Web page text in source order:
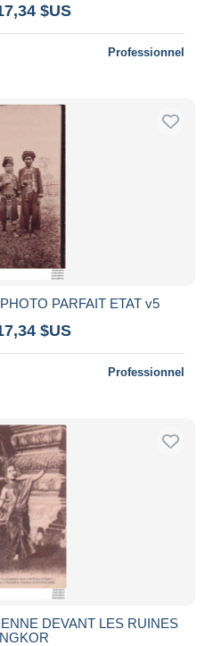
$US
Professionnel
PARFAIT ETAT v5
$US
Professionnel
DEVANT LES RUINES